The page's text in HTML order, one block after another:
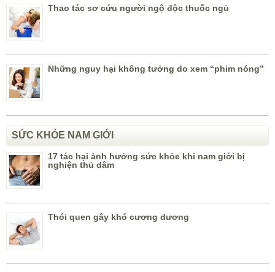
Thao tác sơ cứu người ngộ độc thuốc ngủ
Những nguy hại không tưởng do xem “phim nóng”
SỨC KHỎE NAM GIỚI
17 tác hại ảnh hưởng sức khỏe khi nam giới bị
nghiện thủ dâm
Thói quen gây khó cương dương